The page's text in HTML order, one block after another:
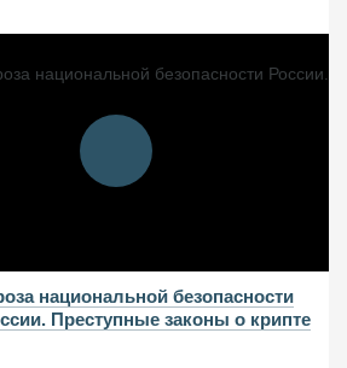
национальной безопасности
Преступные законы о крипте